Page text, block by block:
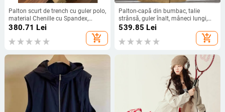
Palton scurt de trench cu guler polo,
material Chenille cu Spandex,
grosime medie, lungime 50–65 cm,
380.71 Lei
add_shopping_cart
Palton-capă din bumbac, talie
strânsă, guler înalt, mâneci lungi,
lungime medie, fără călcare, stil
539.85 Lei
add_shopping_cart